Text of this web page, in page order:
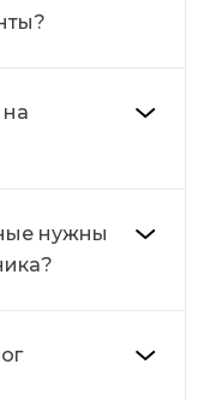
на
нужны